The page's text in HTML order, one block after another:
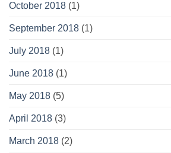
October 2018 (1)
September 2018 (1)
July 2018 (1)
June 2018 (1)
May 2018 (5)
April 2018 (3)
March 2018 (2)